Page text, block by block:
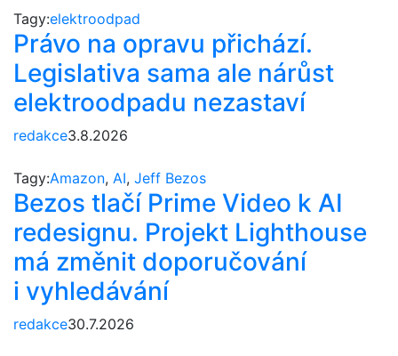
Tagy:elektroodpad
Právo na opravu přichází.
Legislativa sama ale nárůst
elektroodpadu nezastaví
redakce3.8.2026
Tagy:Amazon, AI, Jeff Bezos
Bezos tlačí Prime Video k AI
redesignu. Projekt Lighthouse
má změnit doporučování
i vyhledávání
redakce30.7.2026